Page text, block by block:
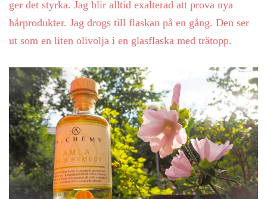
ger det styrka. Jag blir alltid exalterad att prova nya
hårprodukter. Jag drogs till flaskan på en gång. Den ser
ut som en liten olivolja i en glasflaska med trätopp.